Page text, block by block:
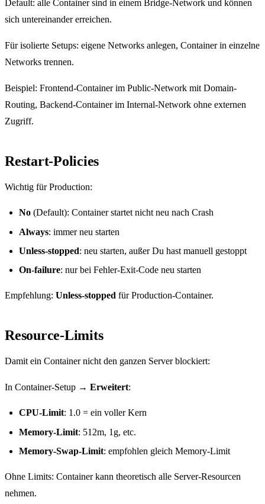
Default: alle Container sind in einem Bridge-Network und können
sich untereinander erreichen.
Für isolierte Setups: eigene Networks anlegen, Container in einzelne
Networks trennen.
Beispiel: Frontend-Container im Public-Network mit Domain-
Routing, Backend-Container im Internal-Network ohne externen
Zugriff.
Restart-Policies
Wichtig für Production:
No (Default): Container startet nicht neu nach Crash
Always: immer neu starten
Unless-stopped: neu starten, außer Du hast manuell gestoppt
On-failure: nur bei Fehler-Exit-Code neu starten
Empfehlung: Unless-stopped für Production-Container.
Resource-Limits
Damit ein Container nicht den ganzen Server blockiert:
In Container-Setup → Erweitert:
CPU-Limit: 1.0 = ein voller Kern
Memory-Limit: 512m, 1g, etc.
Memory-Swap-Limit: empfohlen gleich Memory-Limit
Ohne Limits: Container kann theoretisch alle Server-Resourcen
nehmen.